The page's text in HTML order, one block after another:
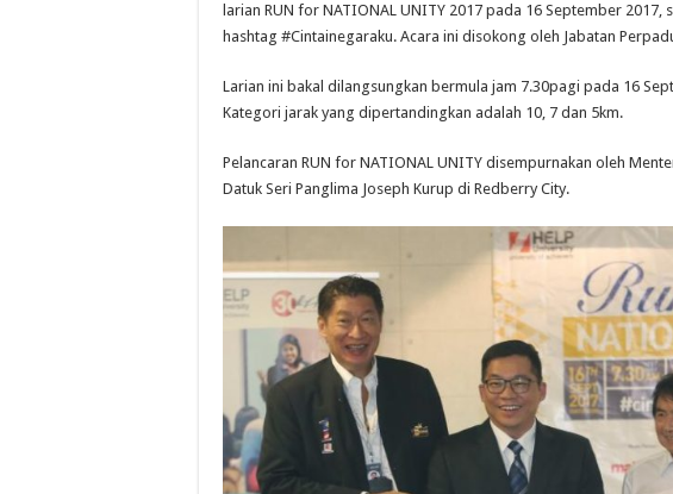
larian RUN for NATIONAL UNITY 2017 pada 16 September
hashtag #Cintainegaraku. Acara ini disokong oleh Jabatan
Larian ini bakal dilangsungkan bermula jam 7.30pagi pada 16
Kategori jarak yang dipertandingkan adalah 10, 7 dan 5km.
Pelancaran RUN for NATIONAL UNITY disempurnakan oleh
Datuk Seri Panglima Joseph Kurup di Redberry City.